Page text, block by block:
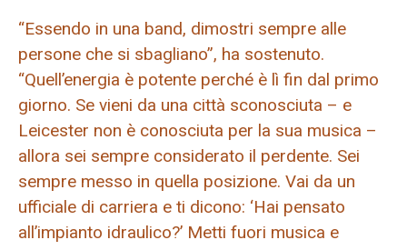
“Essendo in una band, dimostri sempre alle
persone che si sbagliano”, ha sostenuto.
“Quell’energia è potente perché è lì fin dal primo
giorno. Se vieni da una città sconosciuta – e
Leicester non è conosciuta per la sua musica –
allora sei sempre considerato il perdente. Sei
sempre messo in quella posizione. Vai da un
ufficiale di carriera e ti dicono: ‘Hai pensato
all’impianto idraulico?’ Metti fuori musica e